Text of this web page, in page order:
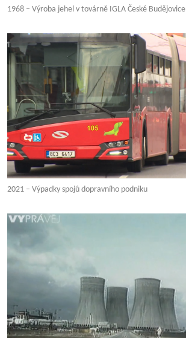
1968 – Výroba jehel v továrně IGLA České Budějovice
2021 – Výpadky spojů dopravního podniku